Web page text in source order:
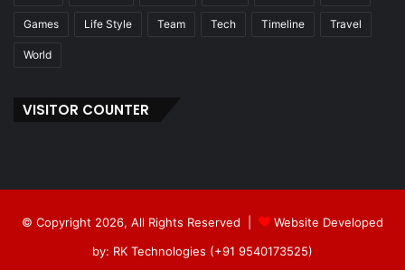
Games Life Style Team Tech Timeline Travel
World
VISITOR COUNTER
© Copyright 2026, All Rights Reserved |
Website Developed
by: RK Technologies (+91 9540173525)